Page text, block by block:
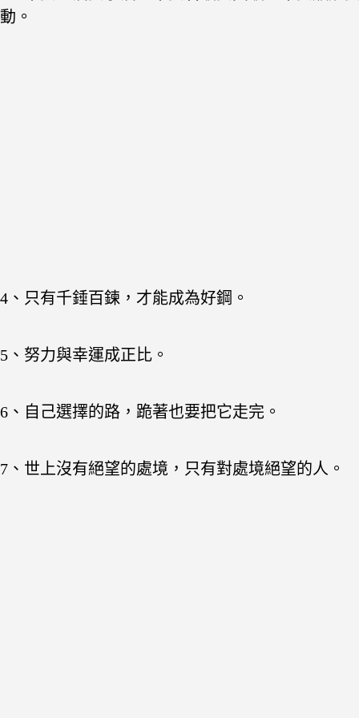
動。
4、只有千錘百鍊，才能成為好鋼。
5、努力與幸運成正比。
6、自己選擇的路，跪著也要把它走完。
7、世上沒有絕望的處境，只有對處境絕望的人。